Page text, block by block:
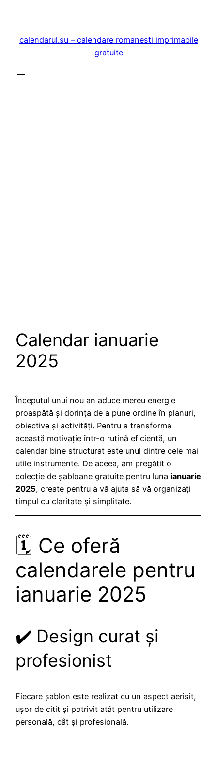
conținut
calendarul.su – calendare romanesti imprimabile
gratuite
Calendar ianuarie
2025
Începutul unui nou an aduce mereu energie
proaspătă și dorința de a pune ordine în planuri,
obiective și activități. Pentru a transforma
această motivație într-o rutină eficientă, un
calendar bine structurat este unul dintre cele mai
utile instrumente. De aceea, am pregătit o
colecție de șabloane gratuite pentru luna ianuarie
2025, create pentru a vă ajuta să vă organizați
timpul cu claritate și simplitate.
🗓️ Ce oferă
calendarele pentru
ianuarie 2025
✔️ Design curat și
profesionist
Fiecare șablon este realizat cu un aspect aerisit,
ușor de citit și potrivit atât pentru utilizare
personală, cât și profesională.